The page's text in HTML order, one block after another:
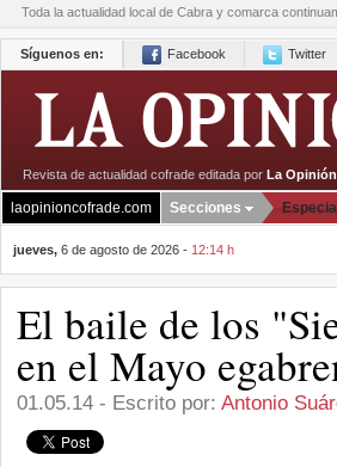
Toda la actualidad local de Cabra y comarca
Síguenos en: Facebook Twitter
Revista de actualidad cofrade editada por La
laopinioncofrade.com Secciones
jueves, 6 de agosto de 2026 - 12:14 h
El baile de los
en el Mayo
01.05.14 - Escrito por: Antonio